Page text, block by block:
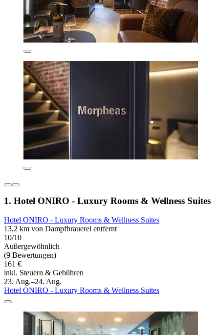
1. Hotel ONIRO - Luxury Rooms & Wellness Suites
Hotel ONIRO - Luxury Rooms & Wellness Suites
13,2 km von Dampfbrauerei entfernt
10/10
Außergewöhnlich
(9 Bewertungen)
161 €
inkl. Steuern & Gebühren
23. Aug.–24. Aug.
Hotel ONIRO - Luxury Rooms & Wellness Suites